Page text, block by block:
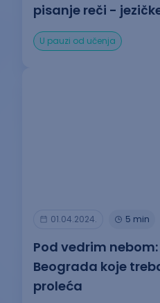
pisanje reči -
U pauzi od učenja
01.04.2024. 5 min
Pod vedrim
Beograda koje
proleća